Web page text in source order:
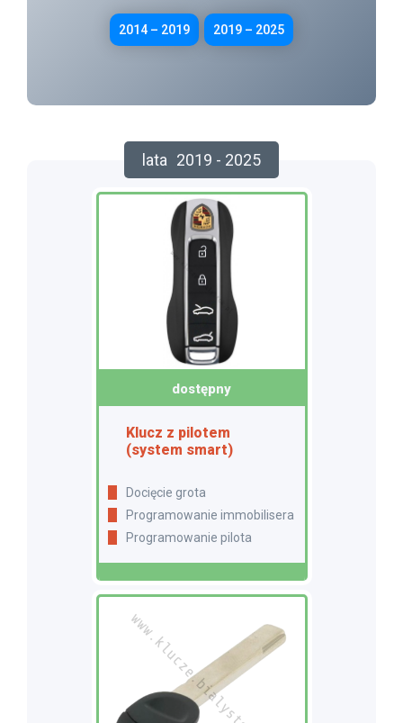
2014 – 2019 2019 – 2025
lata 2019 - 2025
dostępny
Klucz z pilotem
(system smart)
Docięcie grota
Programowanie immobilisera
Programowanie pilota